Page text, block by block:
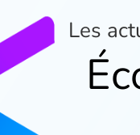
Les